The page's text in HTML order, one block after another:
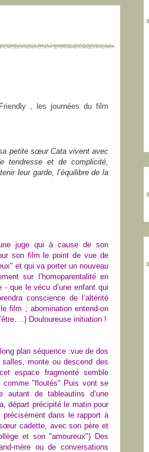
, les journées du film
petite sœur Cata vivent avec
tendresse et de complicité,
leur garde, l’équilibre de la
juge qui à cause de son
son film le point de vue de
et qui va porter un nouveau
sur l’homoparentalité en
- que le vécu d’une enfantqui
conscience de l’altérité
film ; abomination entend-on
Douloureuse initiation !
plan séquence :vue de dos
monte ou descend des
espace fragmenté semble
"floutés" Puis vontse
autant de tableautins d’une
départ précipité le matin pour
précisément dans le rapport à
cadette, avec son père et
et son "amoureux") Des
mère ou deconversations